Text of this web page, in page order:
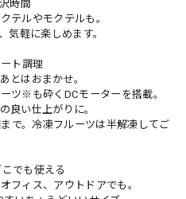
時間
テルやモクテルも。
気軽に楽しめます。
ト調理
とはおまかせ。
ツ※も砕くDCモーターを搭載。
良い仕上がりに。
で。冷凍フルーツは半解凍してご
でも使える
フィス、アウトドアでも。